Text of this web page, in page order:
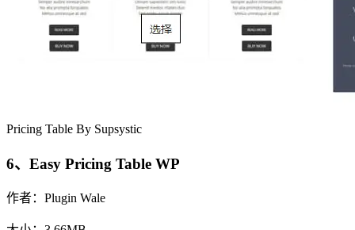
Pricing Table By Supsystic
6、Easy Pricing Table WP
作者：Plugin Wale